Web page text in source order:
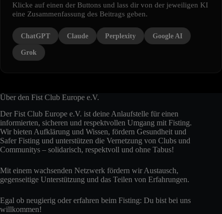
Klicke auf einen der Buttons und lass dir von der jeweiligen KI
eine Zusammenfassung des Beitrags geben.
ChatGPT Claude Perplexity Google AI
Grok
Über den Fist Club Europe e.V.
Der Fist Club Europe e.V. ist deine Anlaufstelle für einen
informierten, sicheren und respektvollen Umgang mit Fisting.
Wir bieten Aufklärung und Wissen, fördern Gesundheit und
Safer Fisting und unterstützen die Vernetzung von Clubs und
Communitys – solidarisch, respektvoll und ohne Tabus!
Mit einem wachsenden Netzwerk fördern wir Austausch,
gegenseitige Unterstützung und das Teilen von Erfahrungen.
Egal ob neugierig oder erfahren beim Fisting: Du bist bei uns
willkommen!